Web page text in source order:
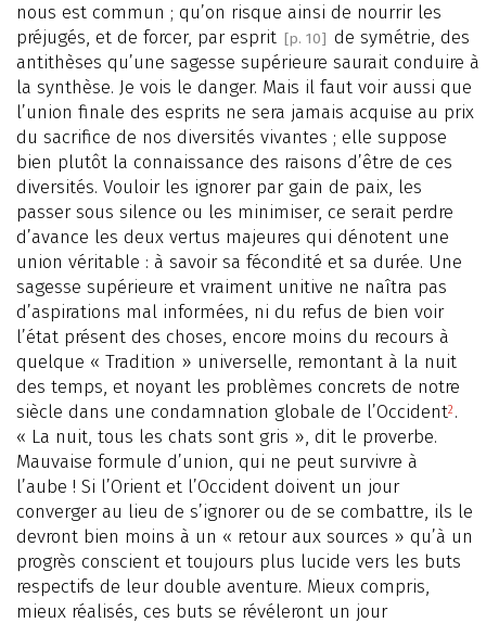
nous est commun ; qu’on risque ainsi de nourrir les
préjugés, et de forcer, par esprit [p. 10] de symétrie, des
antithèses qu’une sagesse supérieure saurait conduire à
la synthèse. Je vois le danger. Mais il faut voir aussi que
l’union finale des esprits ne sera jamais acquise au prix
du sacrifice de nos diversités vivantes ; elle suppose
bien plutôt la connaissance des raisons d’être de ces
diversités. Vouloir les ignorer par gain de paix, les
passer sous silence ou les minimiser, ce serait perdre
d’avance les deux vertus majeures qui dénotent une
union véritable : à savoir sa fécondité et sa durée. Une
sagesse supérieure et vraiment unitive ne naîtra pas
d’aspirations mal informées, ni du refus de bien voir
l’état présent des choses, encore moins du recours à
quelque « Tradition » universelle, remontant à la nuit
des temps, et noyant les problèmes concrets de notre
siècle dans une condamnation globale de l’Occident2 .
« La nuit, tous les chats sont gris », dit le proverbe.
Mauvaise formule d’union, qui ne peut survivre à
l’aube ! Si l’Orient et l’Occident doivent un jour
converger au lieu de s’ignorer ou de se combattre, ils le
devront bien moins à un « retour aux sources » qu’à un
progrès conscient et toujours plus lucide vers les buts
respectifs de leur double aventure. Mieux compris,
mieux réalisés, ces buts se révéleront un jour